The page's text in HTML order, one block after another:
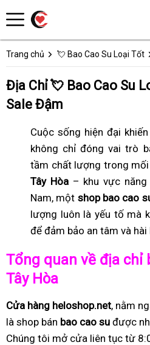
Trang chủ 💘 Bao Cao Su Loại Tốt
Địa Chỉ 💘 Bao Cao Su
Sale Đậm
Cuộc sống hiện đại khiến
không chỉ đóng vai trò
tầm chất lượng trong mối
Tây Hòa– khu vực năng
Nam, một shop bao cao
lượng luôn là yếu tố mà
để đảm bảo an tâm và hài
Tổng quan về địa chỉ
Tây Hòa
Cửa hàng heloshop.net, nằm
là shop bán bao cao su được
Chúng tôi mở cửa liên tục từ